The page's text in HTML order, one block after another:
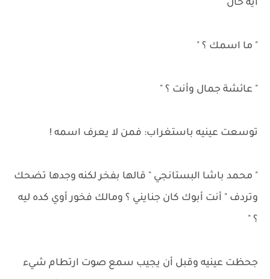
اية حال
" ما اسمك ؟ "
" عائشة جمال وأنت ؟ "
توسعت عينيه باستغراب: فمن لا يعرف اسمه !
" محمد باشا البستانجي " قالها بفخر لكنه وجدها تضحك
وتردف " أنت أبوك كان جنايني ؟ ومالك فخور أوي كده ليه
؟ "
جحظت عينيه وقبل أن يجيب سمع صوت ارتطام شيء